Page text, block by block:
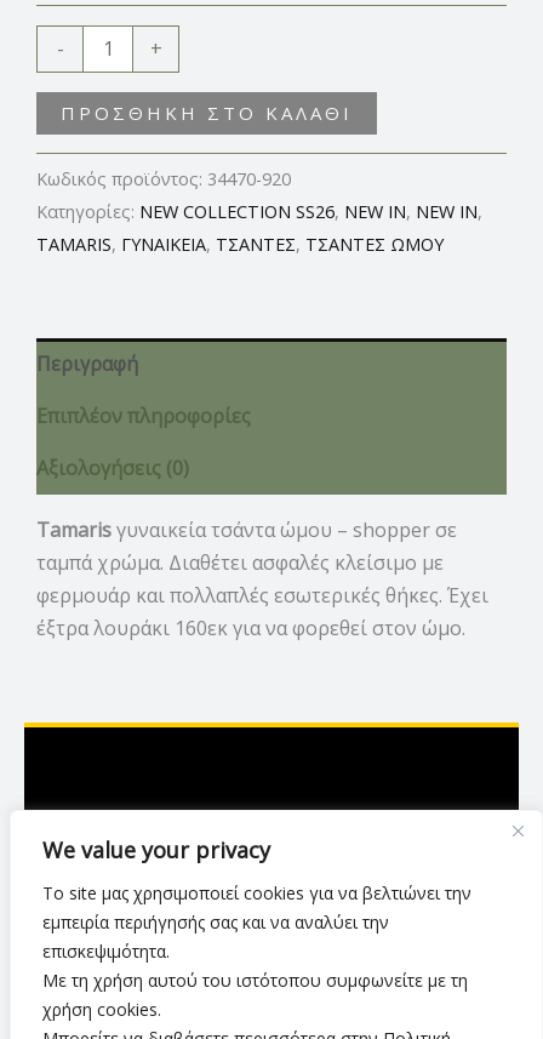
We value your privacy
Το site μας χρησιμοποιεί cookies για να βελτιώνει την
εμπειρία περιήγησής σας και να αναλύει την
επισκεψιμότητα.
Με τη χρήση αυτού του ιστότοπου συμφωνείτε με τη
χρήση cookies.
- +
ΠΡΟΣΘΉΚΗ ΣΤΟ ΚΑΛΆΘΙ
Κωδικός προϊόντος: 34470-920
Κατηγορίες: NEW COLLECTION SS26, NEW IN, NEW IN,
TAMARIS, ΓΥΝΑΙΚΕΙΑ, ΤΣΑΝΤΕΣ, ΤΣΑΝΤΕΣ ΩΜΟΥ
Περιγραφή
Επιπλέον πληροφορίες
Αξιολογήσεις (0)
Tamarisγυναικεία τσάντα ώμου – shopper σε
ταμπά χρώμα. Διαθέτει ασφαλές κλείσιμο με
φερμουάρ και πολλαπλές εσωτερικές θήκες. Έχει
έξτρα λουράκι 160εκ για να φορεθεί στον ώμο.
luxurylarisa2024@gmail.com
Πολιτική Απορρήτου • Όροι Χρήσης •
Τρόποι & Μέθοδοι Αποστολής
Πολιτική Επιστροφών •